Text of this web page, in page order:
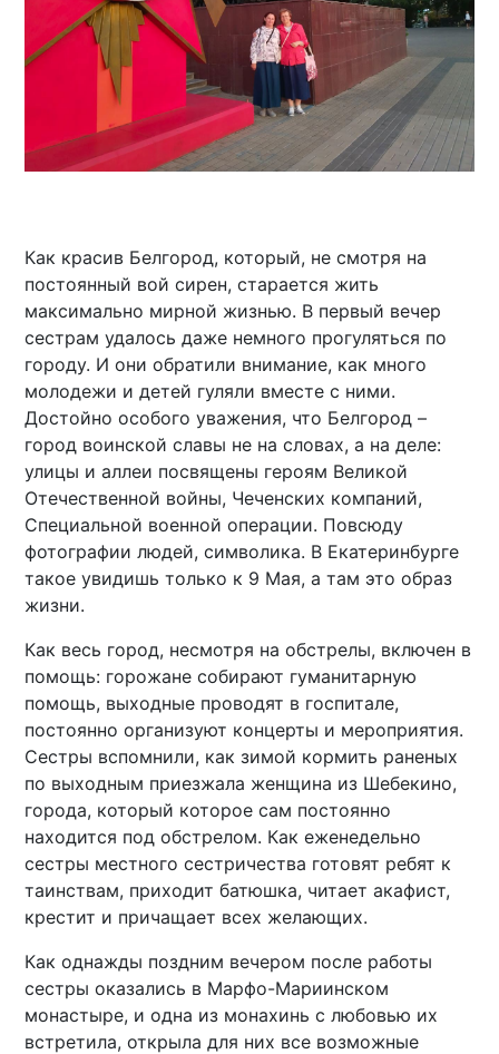
Как красив Белгород, который, не смотря на
постоянный вой сирен, старается жить
максимально мирной жизнью. В первый вечер
сестрам удалось даже немного прогуляться по
городу. И они обратили внимание, как много
молодежи и детей гуляли вместе с ними.
Достойно особого уважения, что Белгород –
город воинской славы не на словах, а на деле:
улицы и аллеи посвящены героям Великой
Отечественной войны, Чеченских компаний,
Специальной военной операции. Повсюду
фотографии людей, символика. В Екатеринбурге
такое увидишь только к 9 Мая, а там это образ
жизни.
Как весь город, несмотря на обстрелы, включен в
помощь: горожане собирают гуманитарную
помощь, выходные проводят в госпитале,
постоянно организуют концерты и мероприятия.
Сестры вспомнили, как зимой кормить раненых
по выходным приезжала женщина из Шебекино,
города, который которое сам постоянно
находится под обстрелом. Как еженедельно
сестры местного сестричества готовят ребят к
таинствам, приходит батюшка, читает акафист,
крестит и причащает всех желающих.
Как однажды поздним вечером после работы
сестры оказались в Марфо-Мариинском
монастыре, и одна из монахинь с любовью их
встретила, открыла для них все возможные